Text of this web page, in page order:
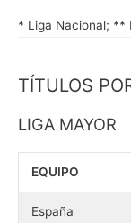
* Liga Nacional; **
TÍTULOS
LIGA MAYOR
EQUIPO
España